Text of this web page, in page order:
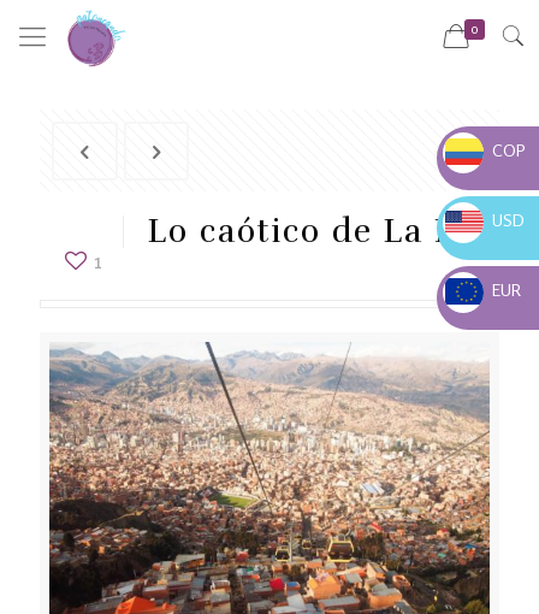
0
1
Lo caótico de La Paz
COP $
COP
USD $
USD
EUR €
EUR